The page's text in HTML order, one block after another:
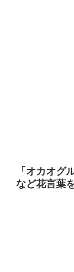
「オカオグ
など花言葉